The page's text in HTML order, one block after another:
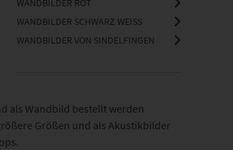
WANDBILDER ROT
WANDBILDER SCHWARZ WEISS
WANDBILDER VON SINDELFINGEN
als Wandbild bestellt werden
Größen und als Akustikbilder